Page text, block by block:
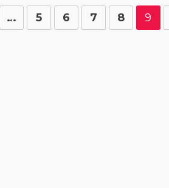
… 5 6 7 8 9